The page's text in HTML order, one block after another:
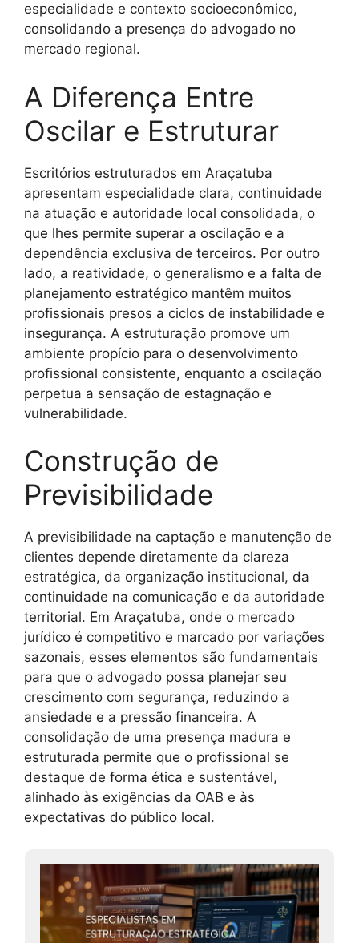
especialidade e contexto socioeconômico,
consolidando a presença do advogado no
mercado regional.
A Diferença Entre
Oscilar e Estruturar
Escritórios estruturados em Araçatuba
apresentam especialidade clara, continuidade
na atuação e autoridade local consolidada, o
que lhes permite superar a oscilação e a
dependência exclusiva de terceiros. Por outro
lado, a reatividade, o generalismo e a falta de
planejamento estratégico mantêm muitos
profissionais presos a ciclos de instabilidade e
insegurança. A estruturação promove um
ambiente propício para o desenvolvimento
profissional consistente, enquanto a oscilação
perpetua a sensação de estagnação e
vulnerabilidade.
Construção de
Previsibilidade
A previsibilidade na captação e manutenção de
clientes depende diretamente da clareza
estratégica, da organização institucional, da
continuidade na comunicação e da autoridade
territorial. Em Araçatuba, onde o mercado
jurídico é competitivo e marcado por variações
sazonais, esses elementos são fundamentais
para que o advogado possa planejar seu
crescimento com segurança, reduzindo a
ansiedade e a pressão financeira. A
consolidação de uma presença madura e
estruturada permite que o profissional se
destaque de forma ética e sustentável,
alinhado às exigências da OAB e às
expectativas do público local.